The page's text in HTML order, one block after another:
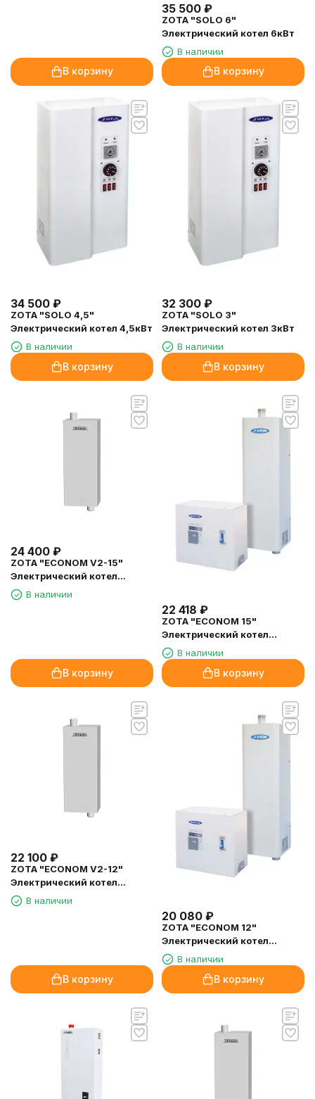
В корзину
35 500 ₽
ZOTA "SOLO 6"
Электрический котел 6кВт
В наличии
В корзину
34 500 ₽
ZOTA "SOLO 4,5"
Электрический котел 4,5кВт
В наличии
В корзину
32 300 ₽
ZOTA "SOLO 3"
Электрический котел 3кВт
В наличии
В корзину
24 400 ₽
ZOTA "ECONOM V2-15"
Электрический котел
(комплект) 15кВт
В наличии
В корзину
22 418 ₽
ZOTA "ECONOM 15"
Электрический котел
(комплект) 15кВт
В наличии
В корзину
22 100 ₽
ZOTA "ECONOM V2-12"
Электрический котел
(комплект) 12 кВт
В наличии
В корзину
20 080 ₽
ZOTA "ECONOM 12"
Электрический котел
(комплект) 12 кВт
В наличии
В корзину